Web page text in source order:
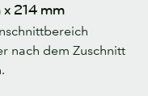
214 mm
nach dem Zuschnitt